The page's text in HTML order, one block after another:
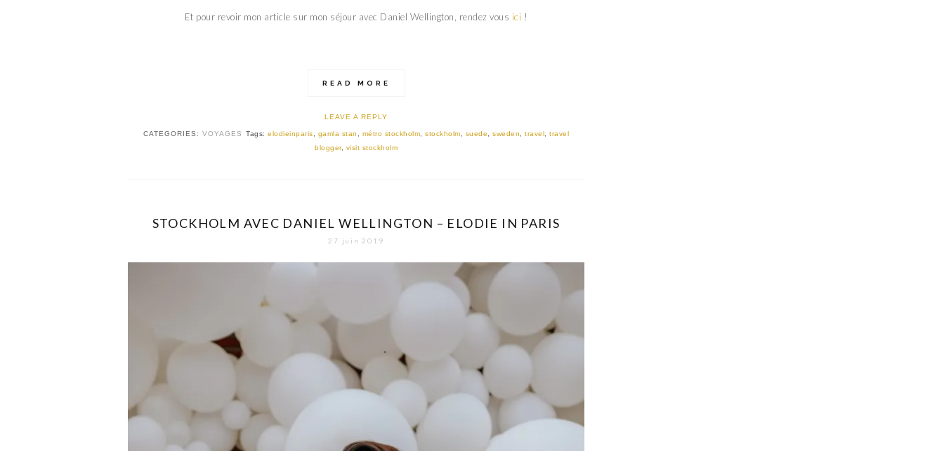
Et pour revoir mon article sur mon séjour avec Daniel Wellington, rendez vous ici !
READ MORE
LEAVE A REPLY
CATEGORIES: VOYAGES Tags: elodieinparis gamla stan métro stockholm stockholm suede sweden travel
travel
blogger, visit stockholm
STOCKHOLM AVEC DANIEL WELLINGTON – ELODIE IN PARIS
27 juin 2019